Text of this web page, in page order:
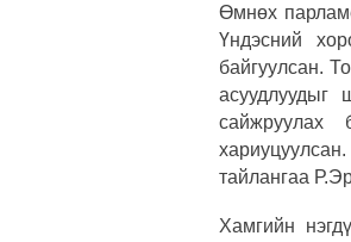
Өмнөх
Үндэсний
байгуулсан.
асуудлуудыг
сайжруулах
тайлангаа
Хамгийн